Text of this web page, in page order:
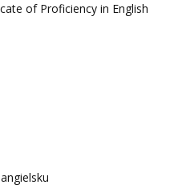
of Proficiency in English